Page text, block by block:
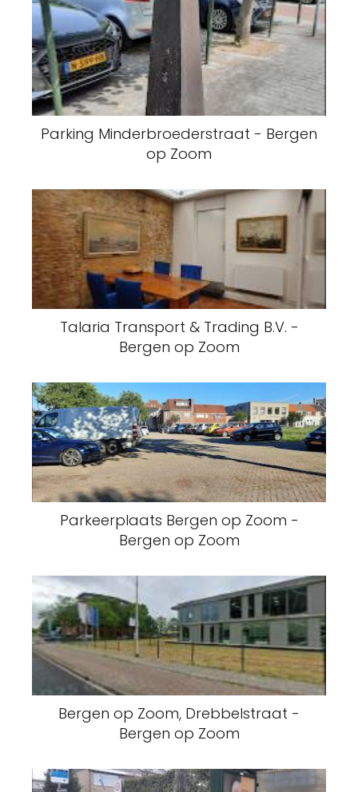
Parking Minderbroederstraat - Bergen
op Zoom
Talaria Transport & Trading B.V. -
Bergen op Zoom
Parkeerplaats Bergen op Zoom -
Bergen op Zoom
Bergen op Zoom, Drebbelstraat -
Bergen op Zoom